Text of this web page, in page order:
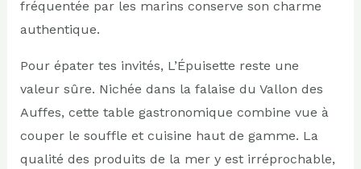
fréquentée par les marins conserve son charme
authentique.
Pour épater tes invités, L’Épuisette reste une
valeur sûre. Nichée dans la falaise du Vallon des
Auffes, cette table gastronomique combine vue à
couper le souffle et cuisine haut de gamme. La
qualité des produits de la mer y est irréprochable,